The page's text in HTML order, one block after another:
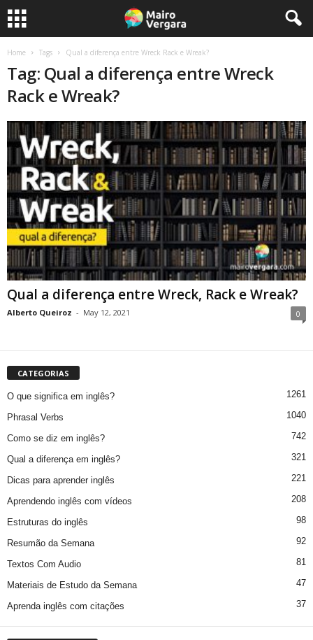
Home Tags Qual a diferença entre Wreck Rack e Wreak?
Tag: Qual a diferença entre Wreck
Rack e Wreak?
Qual a diferença entre Wreck, Rack e Wreak?
Alberto Queiroz - May 12, 2021 0
CATEGORIAS
O que significa em inglês? 1261
Phrasal Verbs 1040
Como se diz em inglês? 742
Qual a diferença em inglês? 321
Dicas para aprender inglês 221
Aprendendo inglês com vídeos 208
Estruturas do inglês 98
Resumão da Semana 92
Textos Com Audio 81
Materiais de Estudo da Semana 47
Aprenda inglês com citações 37